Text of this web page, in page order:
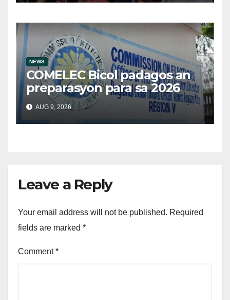
NEWS
COMELEC Bicol padagos an
preparasyon para sa 2026
BSKE
AUG 9, 2026
Leave a Reply
Your email address will not be published. Required
fields are marked *
Comment*